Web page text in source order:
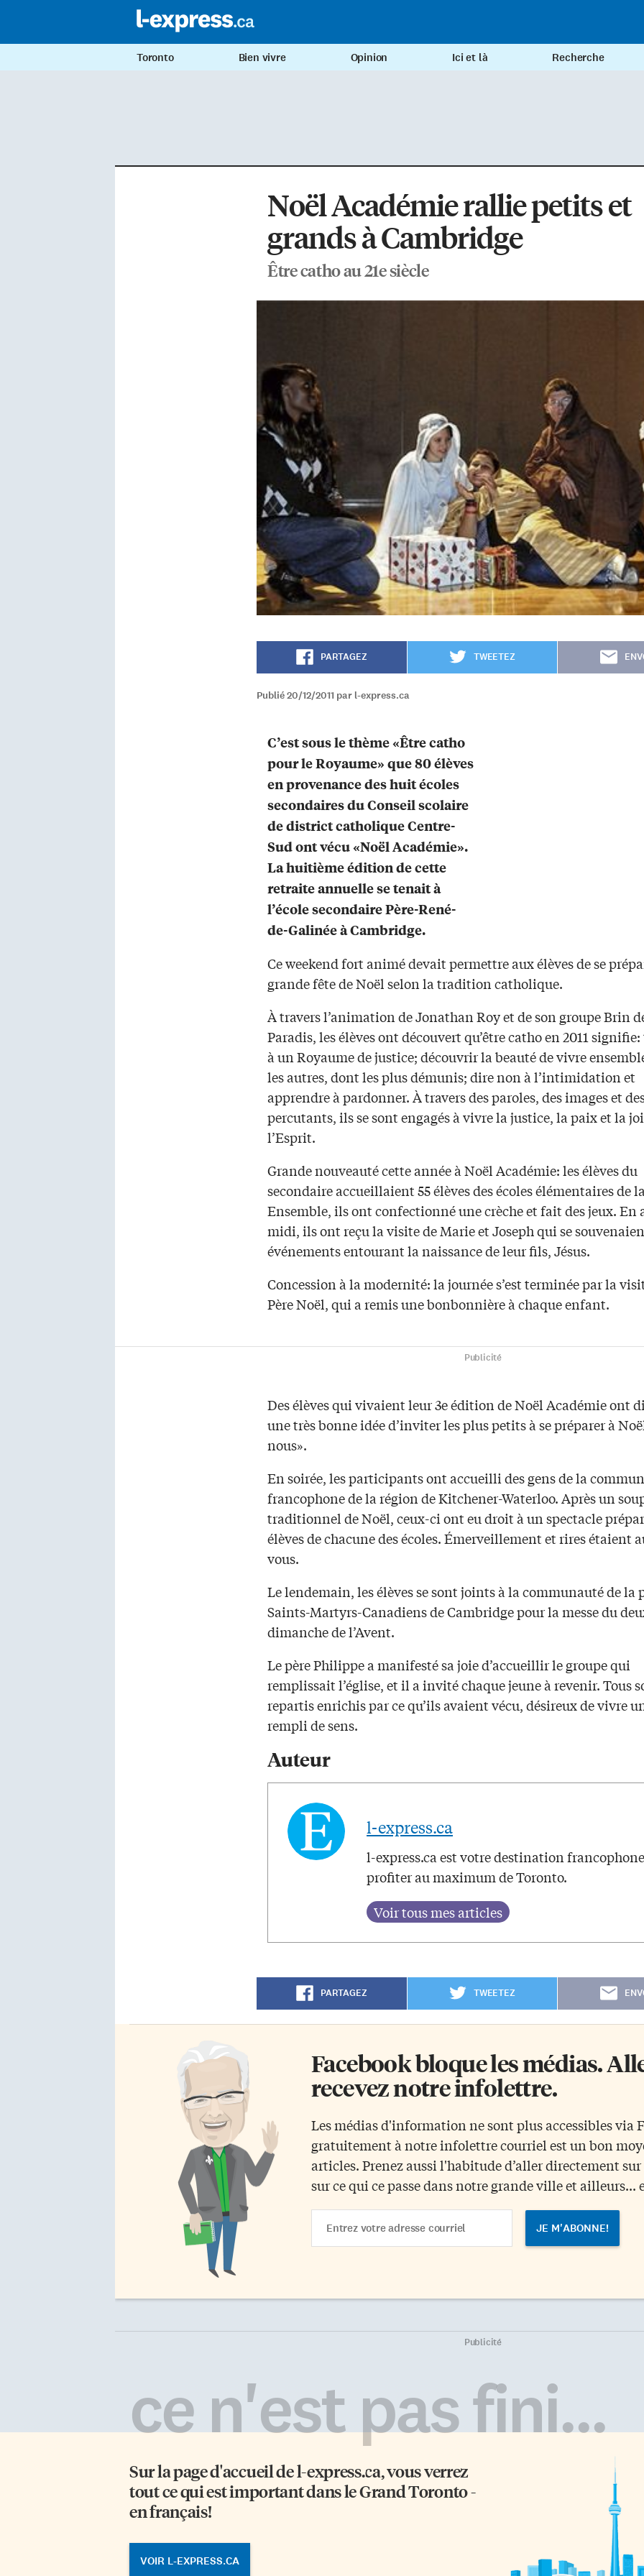
Toronto Bien vivre Opinion Ici et là Recherche
Noël Académie rallie petits et
grands à Cambridge
Être catho au 21e siècle
PARTAGEZ TWEETEZ
Publié 20/12/2011 par l-express.ca
C’est sous le thème «Être catho
pour le Royaume» que 80 élèves
en provenance des huit écoles
secondaires du Conseil scolaire
de district catholique Centre-
Sud ont vécu «Noël Académie».
La huitième édition de cette
retraite annuelle se tenait à
l’école secondaire Père-René-
de-Galinée à Cambridge.
Ce weekend fort animé devait permettre aux élèves de se
grande fête de Noël selon la tradition catholique.
À travers l’animation de Jonathan Roy et de son groupe Brin
Paradis, les élèves ont découvert qu’être catho en 2011
à un Royaume de justice; découvrir la beauté de vivre
les autres, dont les plus démunis; dire non à l’intimidation et
apprendre à pardonner. À travers des paroles, des images et
percutants, ils se sont engagés à vivre la justice, la paix et la
l’Esprit.
Grande nouveauté cette année à Noël Académie: les élèves du
secondaire accueillaient 55 élèves des écoles élémentaires de
Ensemble, ils ont confectionné une crèche et fait des jeux. En
midi, ils ont reçu la visite de Marie et Joseph qui se
événements entourant la naissance de leur fils, Jésus.
Concession à la modernité: la journée s’est terminée par la
Père Noël, qui a remis une bonbonnière à chaque enfant.
Publicité
Des élèves qui vivaient leur 3e édition de Noël Académie ont
une très bonne idée d’inviter les plus petits à se préparer à
nous».
En soirée, les participants ont accueilli des gens de la
francophone de la région de Kitchener-Waterloo. Après un
traditionnel de Noël, ceux-ci ont eu droit à un spectacle
élèves de chacune des écoles. Émerveillement et rires étaient
vous.
Le lendemain, les élèves se sont joints à la communauté de la
Saints-Martyrs-Canadiens de Cambridge pour la messe du
dimanche de l’Avent.
Le père Philippe a manifesté sa joie d’accueillir le groupe qui
remplissait l’église, et il a invité chaque jeune à revenir. Tous
repartis enrichis par ce qu’ils avaient vécu, désireux de vivre
rempli de sens.
Auteur
l-express.ca
l-express.ca est votre destination
profiter au maximum de Toronto.
PARTAGEZ TWEETEZ
Facebook bloque les médias.
recevez notre infolettre.
Les médias d'information ne sont plus accessibles via
gratuitement à notre infolettre courriel est un bon
articles. Prenez aussi l'habitude d’aller directement
sur ce qui ce passe dans notre grande ville et ailleurs...
Address
Publicité
ce n'est pas fini...
Sur la page d'accueil del-express.ca, vous verrez
tout ce qui est important dans le Grand Toronto -
en français!
VOIR L-EXPRESS.CA